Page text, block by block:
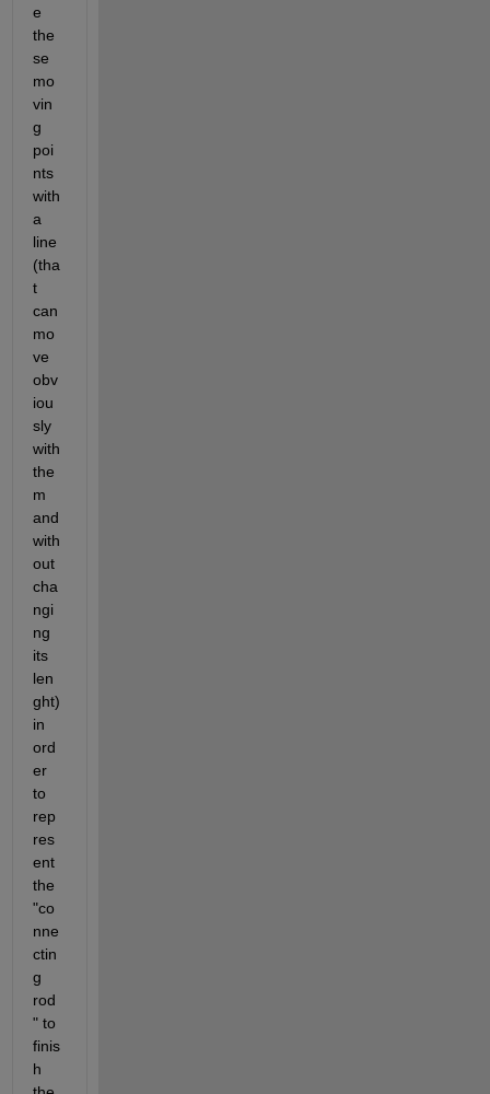
e
the
se
mo
vin
g
poi
nts
with
a
line
(tha
t
can
mo
ve
obv
iou
sly
with
the
m
and
with
out
cha
ngi
ng
its
len
ght)
in
ord
er
to
rep
res
ent
the
"co
nne
ctin
g
rod
" to
finis
h